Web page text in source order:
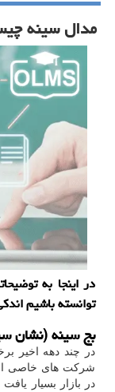
مدال سینه
در اینجا به
توانسته باشیم
بج سینه (نشان
در چند دهه اخیر
شرکت های خاصی
در بازار بسیار